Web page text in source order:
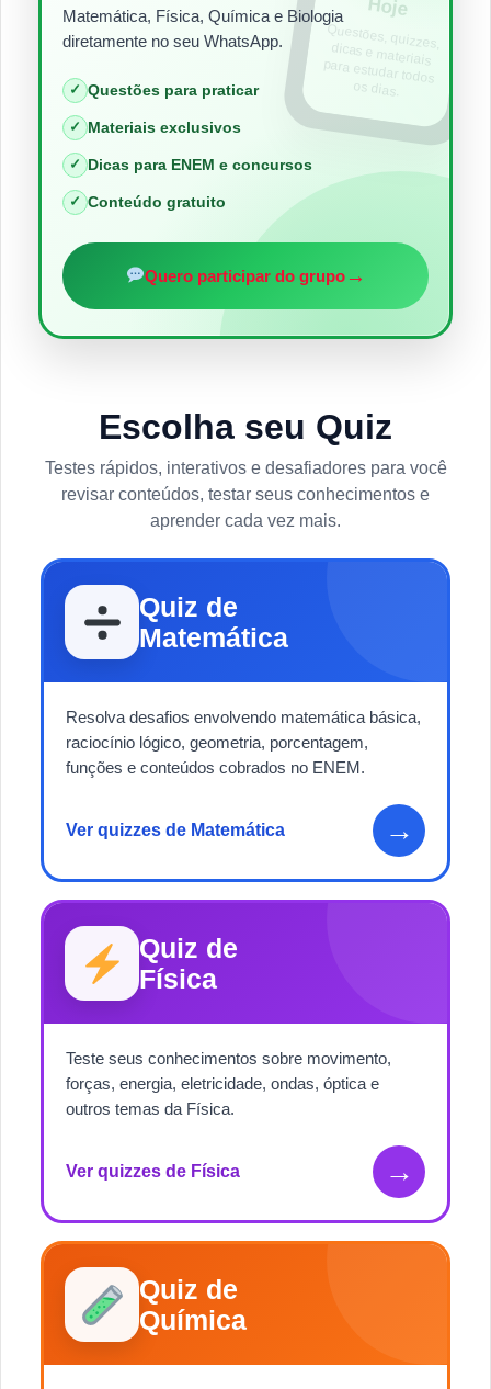
Matemática, Física, Química e Biologia
diretamente no seu WhatsApp.
✓ Questões para praticar
✓ Materiais exclusivos
✓ Dicas para ENEM e concursos
✓ Conteúdo gratuito
Quero participar do grupo→
Hoje
Questões, quizzes,
dicas e materiais
para estudar todos
os dias.
Escolha seu Quiz
Testes rápidos, interativos e desafiadores para você
revisar conteúdos, testar seus conhecimentos e
aprender cada vez mais.
Quiz de
Matemática
Resolva desafios envolvendo matemática básica,
raciocínio lógico, geometria, porcentagem,
funções e conteúdos cobrados no ENEM.
Ver quizzes de Matemática →
Quiz de
Física
Teste seus conhecimentos sobre movimento,
forças, energia, eletricidade, ondas, óptica e
outros temas da Física.
Ver quizzes de Física →
Quiz de
Química